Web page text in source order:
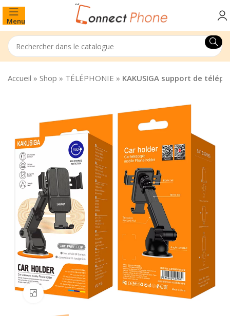
Menu
Accueil » Shop » TÉLÉPHONIE » KAKUSIGA support de
Agrandir